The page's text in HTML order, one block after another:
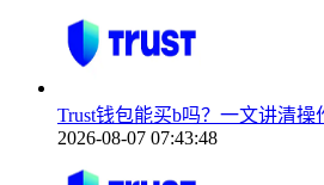
Trust钱包能买b吗？一文讲清操
2026-08-07 07:43:48